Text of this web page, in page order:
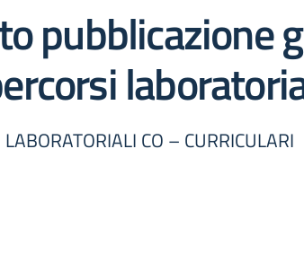
pubblicazione
CO – CURRICULARI